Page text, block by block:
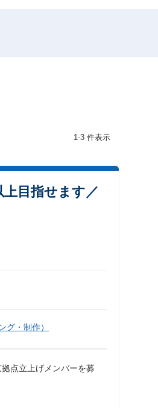
1-3 件表示
上目指せます／
グ・制作）
点立上げメンバーを募